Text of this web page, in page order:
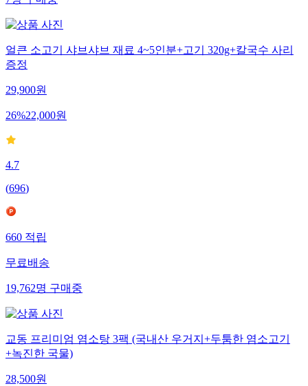
얼큰 소고기 샤브샤브 재료 4~5인분+고기 320g+칼국수 사리
증정
29,900원
26%22,000원
4.7
(696)
660 적립
무료배송
19,762명 구매중
교동 프리미엄 염소탕 3팩 (국내산 우거지+두툼한 염소고기
+녹진한 국물)
28,500원